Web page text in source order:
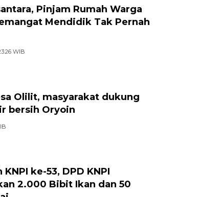
Pinjam Rumah Warga
Mendidik Tak Pernah
WIB
Olilit, masyarakat dukung
bersih Oryoin
ke-53, DPD KNPI
2.000 Bibit Ikan dan 50